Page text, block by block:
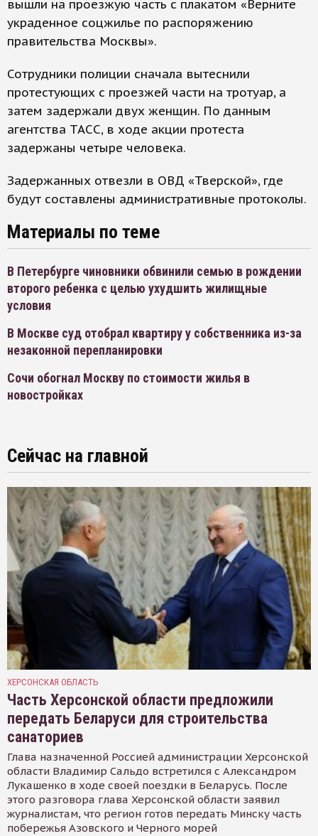
вышли на проезжую часть с плакатом «Верните
украденное соцжилье по распоряжению
правительства Москвы».
Сотрудники полиции сначала вытеснили
протестующих с проезжей части на тротуар, а
затем задержали двух женщин. По данным
агентства ТАСС, в ходе акции протеста
задержаны четыре человека.
Задержанных отвезли в ОВД «Тверской», где
будут составлены административные протоколы.
Материалы по теме
В Петербурге чиновники обвинили семью в рождении
второго ребенка с целью ухудшить жилищные
условия
В Москве суд отобрал квартиру у собственника из-за
незаконной перепланировки
Сочи обогнал Москву по стоимости жилья в
новостройках
Сейчас на главной
ХЕРСОНСКАЯ ОБЛАСТЬ
Часть Херсонской области предложили
передать Беларуси для строительства
санаториев
Глава назначенной Россией администрации Херсонской
области Владимир Сальдо встретился с Александром
Лукашенко в ходе своей поездки в Беларусь. После
этого разговора глава Херсонской области заявил
журналистам, что регион готов передать Минску часть
побережья Азовского и Черного морей